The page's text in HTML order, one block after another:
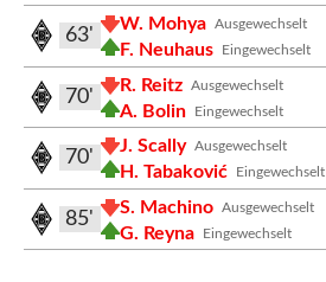
Ausgewechselt
W. Mohya
Eingewechselt
F. Neuhaus
63'
Ausgewechselt
R. Reitz
Eingewechselt
A. Bolin
70'
Ausgewechselt
J. Scally
Eingewechselt
H. Tabaković
70'
Ausgewechselt
S. Machino
Eingewechselt
G. Reyna
85'